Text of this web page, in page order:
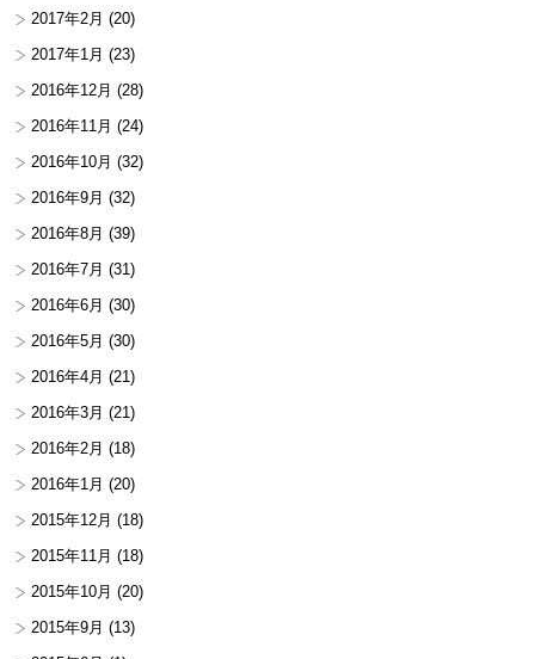
2017年2月 (20)
2017年1月 (23)
2016年12月 (28)
2016年11月 (24)
2016年10月 (32)
2016年9月 (32)
2016年8月 (39)
2016年7月 (31)
2016年6月 (30)
2016年5月 (30)
2016年4月 (21)
2016年3月 (21)
2016年2月 (18)
2016年1月 (20)
2015年12月 (18)
2015年11月 (18)
2015年10月 (20)
2015年9月 (13)